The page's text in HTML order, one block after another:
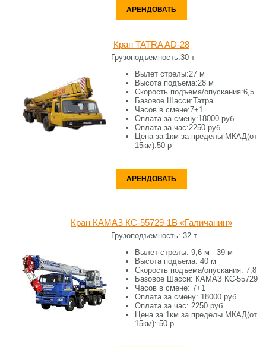
АРЕНДОВАТЬ
Кран TATRA AD-28
Грузоподъемность:30 т
Вылет стрелы:27 м
Высота подъема:28 м
Скорость подъема/опускания:6,5
Базовое Шасси:Татра
Часов в смене:7+1
Оплата за смену:18000 руб.
Оплата за час:2250 руб.
Цена за 1км за пределы МКАД(от
15км):50 р
АРЕНДОВАТЬ
Кран КАМАЗ КС-55729-1В «Галичанин»
Грузоподъемность: 32 т
Вылет стрелы: 9,6 м - 39 м
Высота подъема: 40 м
Скорость подъема/опускания: 7,8
Базовое Шасси: КАМАЗ КС-55729
Часов в смене: 7+1
Оплата за смену: 18000 руб.
Оплата за час: 2250 руб.
Цена за 1км за пределы МКАД(от
15км): 50 р